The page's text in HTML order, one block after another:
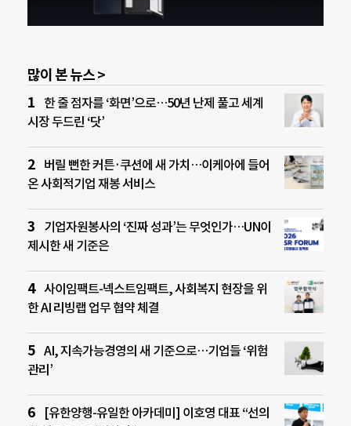
많이 본 뉴스 >
한 줄 점자를 ‘화면’으로…50년 난제 풀고 세계
시장 두드린 ‘닷’
버릴 뻔한 커튼·쿠션에 새 가치…이케아에 들어
온 사회적기업 재봉 서비스
기업자원봉사의 ‘진짜 성과’는 무엇인가…UN이
제시한 새 기준은
사이임팩트-넥스트임팩트, 사회복지 현장을 위
한 AI 리빙랩 업무 협약 체결
AI, 지속가능경영의 새 기준으로…기업들 ‘위험
관리’
[유한양행-유일한 아카데미] 이호영 대표 “선의